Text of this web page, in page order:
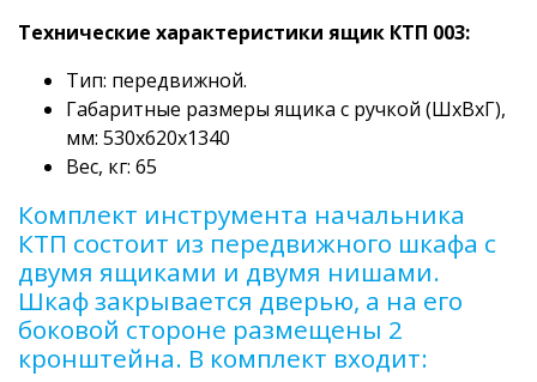
Технические характеристики ящик КТП 003:
Тип: передвижной.
Габаритные размеры ящика с ручкой (ШхВхГ),
мм: 530х620х1340
Вес, кг: 65
Комплект инструмента начальника
КТП состоит из передвижного шкафа с
двумя ящиками и двумя нишами.
Шкаф закрывается дверью, а на его
боковой стороне размещены 2
кронштейна. В комплект входит: